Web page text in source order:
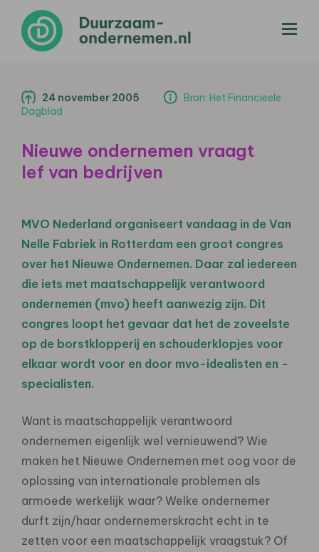
24 november 2005
Bron: Het Financieele
Dagblad
Nieuwe ondernemen vraagt
lef van bedrijven
MVO Nederland organiseert vandaag in de Van
Nelle Fabriek in Rotterdam een groot congres
over het Nieuwe Ondernemen. Daar zal iedereen
die iets met maatschappelijk verantwoord
ondernemen (mvo) heeft aanwezig zijn. Dit
congres loopt het gevaar dat het de zoveelste
op de borstklopperij en schouderklopjes voor
elkaar wordt voor en door mvo-idealisten en -
specialisten.
Want is maatschappelijk verantwoord
ondernemen eigenlijk wel vernieuwend? Wie
maken het Nieuwe Ondernemen met oog voor de
oplossing van internationale problemen als
armoede werkelijk waar? Welke ondernemer
durft zijn/haar ondernemerskracht echt in te
zetten voor een maatschappelijk vraagstuk? Of